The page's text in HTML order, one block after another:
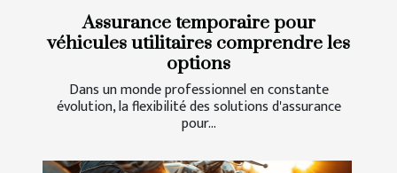
Assurance temporaire pour
véhicules utilitaires comprendre les
options
Dans un monde professionnel en constante
évolution, la flexibilité des solutions d'assurance
pour...